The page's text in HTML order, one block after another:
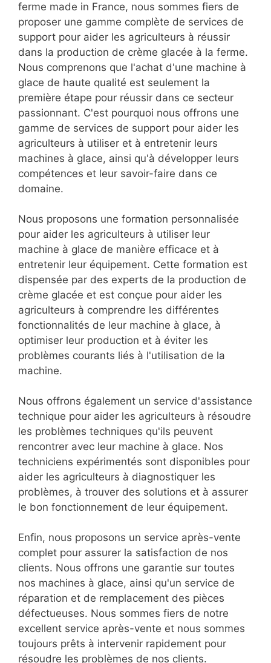
ferme made in France, nous sommes fiers de
proposer une gamme complète de services de
support pour aider les agriculteurs à réussir
dans la production de crème glacée à la ferme.
Nous comprenons que l'achat d'une machine à
glace de haute qualité est seulement la
première étape pour réussir dans ce secteur
passionnant. C'est pourquoi nous offrons une
gamme de services de support pour aider les
agriculteurs à utiliser et à entretenir leurs
machines à glace, ainsi qu'à développer leurs
compétences et leur savoir-faire dans ce
domaine.
Nous proposons une formation personnalisée
pour aider les agriculteurs à utiliser leur
machine à glace de manière efficace et à
entretenir leur équipement. Cette formation est
dispensée par des experts de la production de
crème glacée et est conçue pour aider les
agriculteurs à comprendre les différentes
fonctionnalités de leur machine à glace, à
optimiser leur production et à éviter les
problèmes courants liés à l'utilisation de la
machine.
Nous offrons également un service d'assistance
technique pour aider les agriculteurs à résoudre
les problèmes techniques qu'ils peuvent
rencontrer avec leur machine à glace. Nos
techniciens expérimentés sont disponibles pour
aider les agriculteurs à diagnostiquer les
problèmes, à trouver des solutions et à assurer
le bon fonctionnement de leur équipement.
Enfin, nous proposons un service après-vente
complet pour assurer la satisfaction de nos
clients. Nous offrons une garantie sur toutes
nos machines à glace, ainsi qu'un service de
réparation et de remplacement des pièces
défectueuses. Nous sommes fiers de notre
excellent service après-vente et nous sommes
toujours prêts à intervenir rapidement pour
résoudre les problèmes de nos clients.